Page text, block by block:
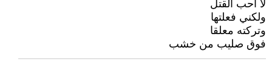
لا احب القتل
ولكني فعلتها
وتركته معلقا
فوق صليب من خشب